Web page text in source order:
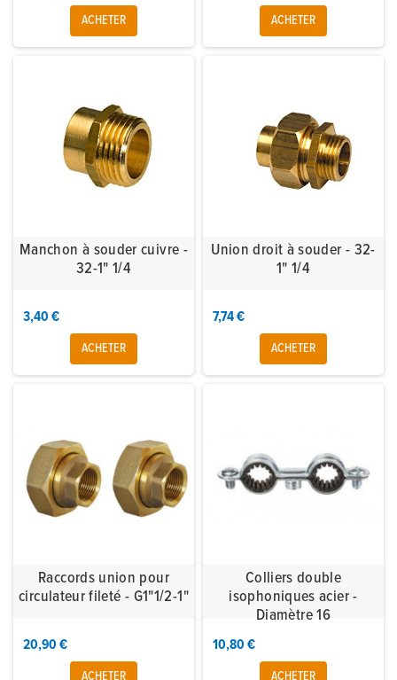
ACHETER ACHETER
Manchon à souder cuivre -
32-1" 1/4
3,40 €
ACHETER
Union droit à souder - 32-
1" 1/4
7,74 €
ACHETER
Raccords union pour
circulateur fileté - G1"1/2-1"
20,90 €
ACHETER
Colliers double
isophoniques acier -
Diamètre 16
10,80 €
ACHETER